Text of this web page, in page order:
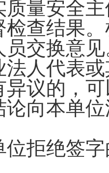
质量安全
检查结果
员交换意
法人代表
异议的，
论向本单
绝签字